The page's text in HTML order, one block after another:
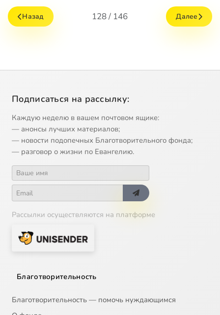
Назад 128 / 146 Далее
Подписаться на рассылку:
Каждую неделю в вашем почтовом ящике:
— анонсы лучших материалов;
— новости подопечных Благотворительного фонда;
— разговор о жизни по Евангелию.
Рассылки осуществляются на платформе
Благотворительность
Благотворительность — помочь нуждающимся